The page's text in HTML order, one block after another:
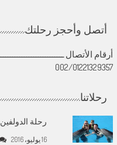
أتصل وأحجز رحلتك
002/01221329357
رحلاتنا
رحلة الدولفين
16 يوليو، 2016